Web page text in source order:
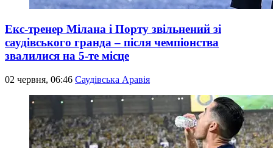
Екс-тренер Мілана і Порту звільнений зі
саудівського гранда – після чемпіонства
звалилися на 5-те місце
02 червня, 06:46 Саудівська Аравія